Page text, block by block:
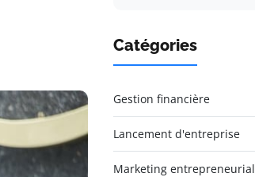
Catégories
Gestion financière
Lancement d'entreprise
Marketing entrepreneurial